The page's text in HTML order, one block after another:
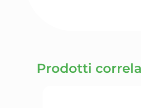
Prodotti